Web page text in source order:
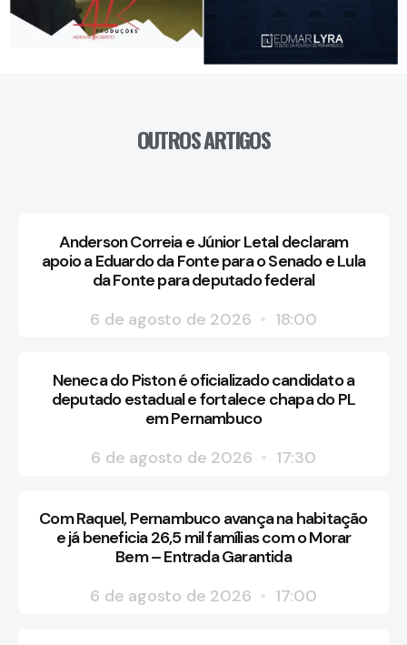
OUTROS ARTIGOS
Anderson Correia e Júnior Letal declaram
apoio a Eduardo da Fonte para o Senado e Lula
da Fonte para deputado federal
6 de agosto de 2026
18:00
Neneca do Piston é oficializado candidato a
deputado estadual e fortalece chapa do PL
em Pernambuco
6 de agosto de 2026
17:30
Com Raquel, Pernambuco avança na habitação
e já beneficia 26,5 mil famílias com o Morar
Bem – Entrada Garantida
6 de agosto de 2026
17:00